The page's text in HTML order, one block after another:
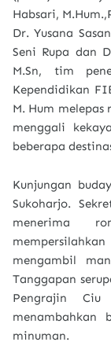
Habsari,
Dr. Yusana
Seni Rupa dan
M.Sn, tim
Kependidikan
M. Hum
menggali
beberapa
Kunjungan
Sukoharjo.
menerima
mengambil
Tanggapan
Pengrajin
menambahkan
minuman.